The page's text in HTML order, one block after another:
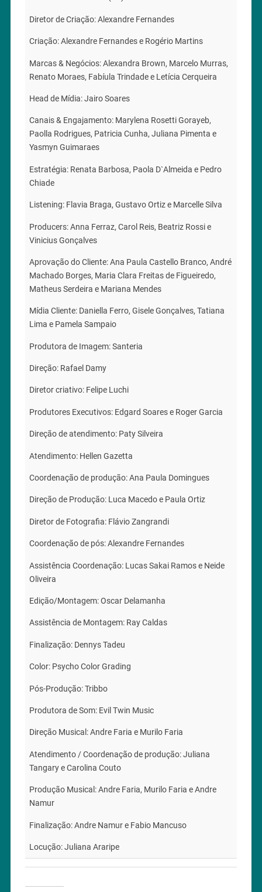
Diretor de Criação: Alexandre Fernandes
Criação: Alexandre Fernandes e Rogério Martins
Marcas & Negócios: Alexandra Brown, Marcelo Murras,
Renato Moraes, Fabíula Trindade e Letícia Cerqueira
Head de Mídia: Jairo Soares
Canais & Engajamento: Marylena Rosetti Gorayeb,
Paolla Rodrigues, Patricia Cunha, Juliana Pimenta e
Yasmyn Guimaraes
Estratégia: Renata Barbosa, Paola D`Almeida e Pedro
Chiade
Listening: Flavia Braga, Gustavo Ortiz e Marcelle Silva
Producers: Anna Ferraz, Carol Reis, Beatriz Rossi e
Vinicius Gonçalves
Aprovação do Cliente: Ana Paula Castello Branco, André
Machado Borges, Maria Clara Freitas de Figueiredo,
Matheus Serdeira e Mariana Mendes
Mídia Cliente: Daniella Ferro, Gisele Gonçalves, Tatiana
Lima e Pamela Sampaio
Produtora de Imagem: Santeria
Direção: Rafael Damy
Diretor criativo: Felipe Luchi
Produtores Executivos: Edgard Soares e Roger Garcia
Direção de atendimento: Paty Silveira
Atendimento: Hellen Gazetta
Coordenação de produção: Ana Paula Domingues
Direção de Produção: Luca Macedo e Paula Ortiz
Diretor de Fotografia: Flávio Zangrandi
Coordenação de pós: Alexandre Fernandes
Assistência Coordenação: Lucas Sakai Ramos e Neide
Oliveira
Edição/Montagem: Oscar Delamanha
Assistência de Montagem: Ray Caldas
Finalização: Dennys Tadeu
Color: Psycho Color Grading
Pós-Produção: Tribbo
Produtora de Som: Evil Twin Music
Direção Musical: Andre Faria e Murilo Faria
Atendimento / Coordenação de produção: Juliana
Tangary e Carolina Couto
Produção Musical: Andre Faria, Murilo Faria e Andre
Namur
Finalização: Andre Namur e Fabio Mancuso
Locução: Juliana Araripe